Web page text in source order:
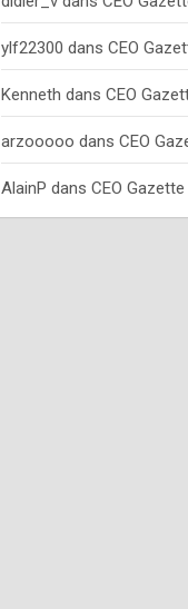
ylf22300 dans CEO
Kenneth dans CEO
arzooooo dans CEO
AlainP dans CEO